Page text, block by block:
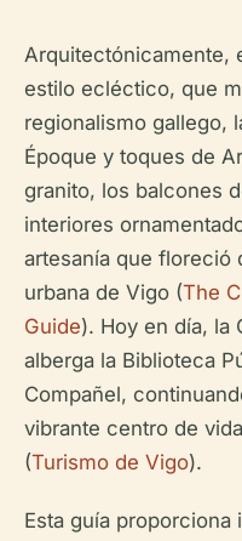
Arquitectónicamente,
estilo ecléctico, que
regionalismo gallego,
Époque y toques de
granito, los balcones
interiores
artesanía que floreció
urbana de Vigo (The
Guide). Hoy en día, la
alberga la Biblioteca
Compañel,
vibrante centro de
(Turismo de Vigo).
Esta guía